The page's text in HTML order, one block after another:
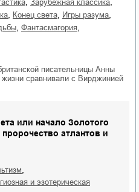
зарубежная классика
конец света игры разума
фантасмагория
писательницы Анны
сравнивали с Вирджинией
или начало Золотого
атлантов и